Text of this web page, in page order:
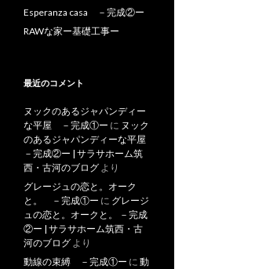
Esperanza casa －完成②ー
RAWな家ー基礎工事ー
最近のコメント
ヌックのあるジャパンディー
な平屋 －完成①ー に ヌック
のあるジャパンディーな平屋
－完成②ー | サラサホーム筑
西・古河のブログ より
グレージュの恋と。オーク
と。 －完成①ー に グレージ
ュの恋と。オークと。 －完成
②ー | サラサホーム筑西・古
河のブログ より
動線の束縛 －完成①ー に 動